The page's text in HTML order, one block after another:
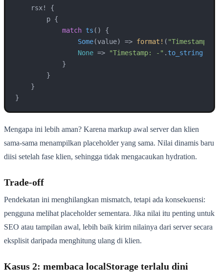
    rsx! {
        p {
match ts () {
Some(value) => format! ( "Timestamp:
None => "Timestamp: -" . to_string
            }
        }
    }
}
Mengapa ini lebih aman? Karena markup awal server dan klien
sama-sama menampilkan placeholder yang sama. Nilai dinamis baru
diisi setelah fase klien, sehingga tidak mengacaukan hydration.
Trade-off
Pendekatan ini menghilangkan mismatch, tetapi ada konsekuensi:
pengguna melihat placeholder sementara. Jika nilai itu penting untuk
SEO atau tampilan awal, lebih baik kirim nilainya dari server secara
eksplisit daripada menghitung ulang di klien.
Kasus 2: membaca localStorage terlalu dini